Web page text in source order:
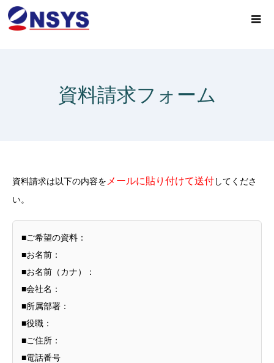
資料請求フォーム
資料請求は以下の内容を メールに貼り付けて送付してくださ
い。
■ご希望の資料：
■お名前：
■お名前（カナ）：
■会社名：
■所属部署：
■役職：
■ご住所：
■電話番号